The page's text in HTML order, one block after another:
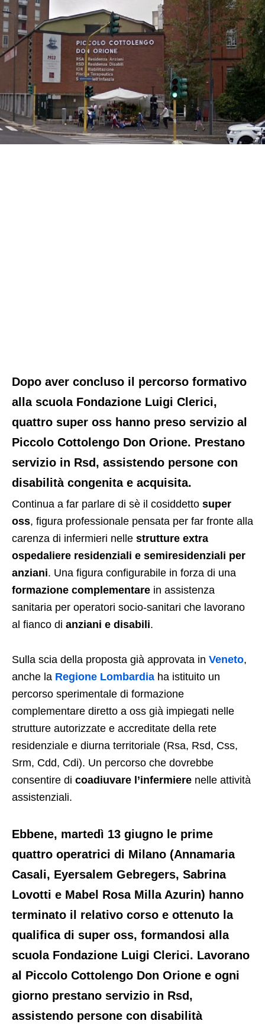
Dopo aver concluso il percorso formativo
alla scuola Fondazione Luigi Clerici,
quattro super oss hanno preso servizio al
Piccolo Cottolengo Don Orione. Prestano
servizio in Rsd, assistendo persone con
disabilità congenita e acquisita.
Continua a far parlare di sè il cosiddetto super
oss, figura professionale pensata per far fronte alla
carenza di infermieri nelle strutture extra
ospedaliere residenziali e semiresidenziali per
anziani. Una figura configurabile in forza di una
formazione complementare in assistenza
sanitaria per operatori socio-sanitari che lavorano
al fianco di anziani e disabili.
Sulla scia della proposta già approvata in Veneto,
anche la Regione Lombardia ha istituito un
percorso sperimentale di formazione
complementare diretto a oss già impiegati nelle
strutture autorizzate e accreditate della rete
residenziale e diurna territoriale (Rsa, Rsd, Css,
Srm, Cdd, Cdi). Un percorso che dovrebbe
consentire di coadiuvare l’infermiere nelle attività
assistenziali.
Ebbene, martedì 13 giugno le prime
quattro operatrici di Milano (Annamaria
Casali, Eyersalem Gebregers, Sabrina
Lovotti e Mabel Rosa Milla Azurin) hanno
terminato il relativo corso e ottenuto la
qualifica di super oss, formandosi alla
scuola Fondazione Luigi Clerici. Lavorano
al Piccolo Cottolengo Don Orione e ogni
giorno prestano servizio in Rsd,
assistendo persone con disabilità